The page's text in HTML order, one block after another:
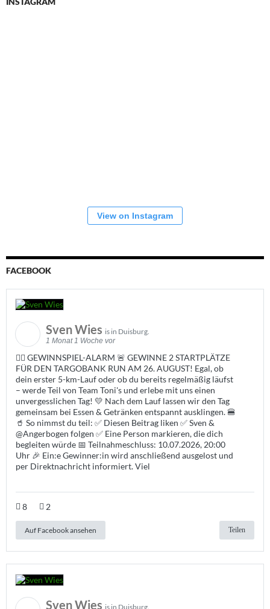
View on Instagram
FACEBOOK
Sven Wies is in Duisburg.
1 Monat 1 Woche vor
🏃‍♀️ GEWINNSPIEL-ALARM 🚨 GEWINNE 2 STARTPLÄTZE
FÜR DEN TARGOBANK RUN AM 26. AUGUST! Egal, ob
dein erster 5-km-Lauf oder ob du bereits regelmäßig läufst
– werde Teil von Team Toni's und erlebe mit uns einen
unvergesslichen Tag! 💛 Nach dem Lauf lassen wir den Tag
gemeinsam bei Essen & Getränken entspannt ausklingen. 🍔
🥤 So nimmst du teil: ✅ Diesen Beitrag liken ✅ Sven &
@Angerbogen folgen ✅ Eine Person markieren, die dich
begleiten würde 📅 Teilnahmeschluss: 10.07.2026, 20:00
Uhr 🎉 Ein:e Gewinner:in wird anschließend ausgelost und
per Direktnachricht informiert. Viel
8 2
Auf Facebook ansehen Teilen
Sven Wies is in Duisburg.